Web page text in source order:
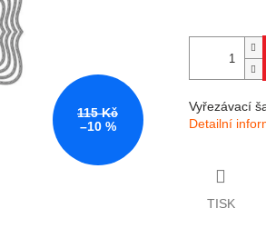
115 Kč
–10 %
Vyřezávací
Detailní
TISK